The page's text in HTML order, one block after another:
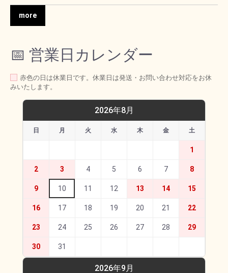
more
📅 営業日カレンダー
赤色の日は休業日です。休業日は発送・お問い合わせ対応をお休
みいたします。
2026年8月
日 月 火 水 木 金 土
1
2 3 4 5 6 7 8
9 10 11 12 13 14 15
16 17 18 19 20 21 22
23 24 25 26 27 28 29
30 31
2026年9月